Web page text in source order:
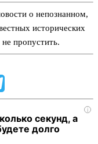
о непознанном,
исторических
пропустить.
i
секунд, а
долго